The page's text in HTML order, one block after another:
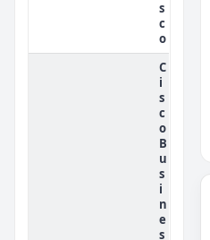
s
c
o
C
i
s
c
o
B
u
s
i
n
e
s